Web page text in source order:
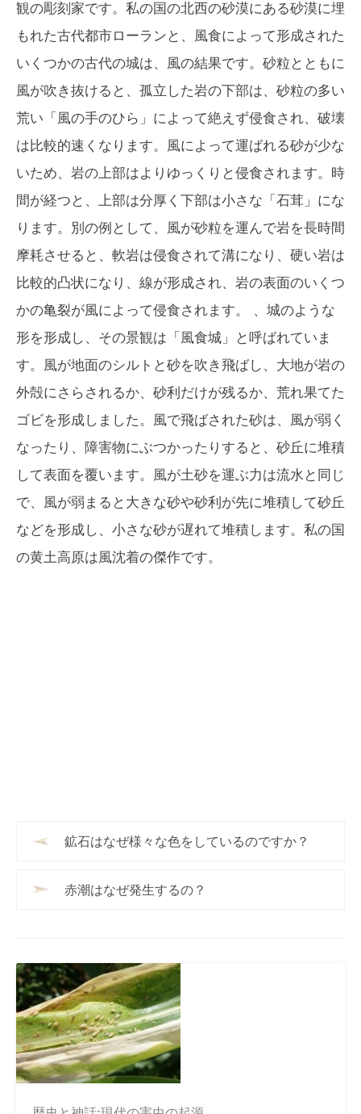
観の彫刻家です。私の国の北西の砂漠にある砂漠に埋
もれた古代都市ローランと、風食によって形成された
いくつかの古代の城は、風の結果です。砂粒とともに
風が吹き抜けると、孤立した岩の下部は、砂粒の多い
荒い「風の手のひら」によって絶えず侵食され、破壊
は比較的速くなります。風によって運ばれる砂が少な
いため、岩の上部はよりゆっくりと侵食されます。時
間が経つと、上部は分厚く下部は小さな「石茸」にな
ります。別の例として、風が砂粒を運んで岩を長時間
摩耗させると、軟岩は侵食されて溝になり、硬い岩は
比較的凸状になり、線が形成され、岩の表面のいくつ
かの亀裂が風によって侵食されます。 、城のような
形を形成し、その景観は「風食城」と呼ばれていま
す。風が地面のシルトと砂を吹き飛ばし、大地が岩の
外殻にさらされるか、砂利だけが残るか、荒れ果てた
ゴビを形成しました。風で飛ばされた砂は、風が弱く
なったり、障害物にぶつかったりすると、砂丘に堆積
して表面を覆います。風が土砂を運ぶ力は流水と同じ
で、風が弱まると大きな砂や砂利が先に堆積して砂丘
などを形成し、小さな砂が遅れて堆積します。私の国
の黄土高原は風沈着の傑作です。
鉱石はなぜ様々な色をしているのですか？
赤潮はなぜ発生するの？